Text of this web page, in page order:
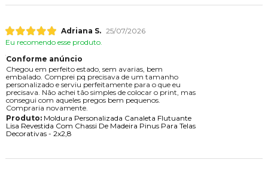
Adriana S. 25/07/2026
Eu recomendo esse produto.
Conforme anúncio
Chegou em perfeito estado, sem avarias, bem
embalado. Comprei pq precisava de um tamanho
personalizado e serviu perfeitamente para o que eu
precisava. Não achei tão simples de colocar o print, mas
consegui com aqueles pregos bem pequenos.
Compraria novamente.
Produto:Moldura Personalizada Canaleta Flutuante
Lisa Revestida Com Chassi De Madeira Pinus Para Telas
Decorativas - 2x2,8